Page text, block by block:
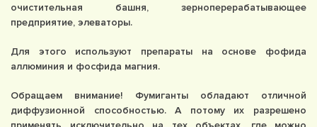
очистительная башня, зерноперерабатывающее
предприятие, элеваторы.
Для этого используют препараты на основе фофида
аллюминия и фосфида магния.
Обращаем внимание! Фумиганты обладают отличной
диффузионной способностью. А потому их разрешено